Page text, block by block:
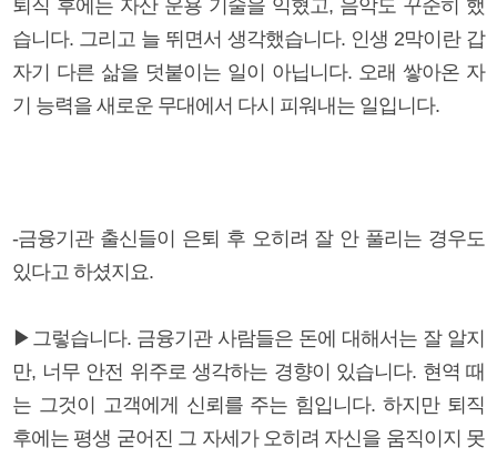
퇴직 후에는 자산 운용 기술을 익혔고, 음악도 꾸준히 했
습니다. 그리고 늘 뛰면서 생각했습니다. 인생 2막이란 갑
자기 다른 삶을 덧붙이는 일이 아닙니다. 오래 쌓아온 자
기 능력을 새로운 무대에서 다시 피워내는 일입니다.
-금융기관 출신들이 은퇴 후 오히려 잘 안 풀리는 경우도
있다고 하셨지요.
▶그렇습니다. 금융기관 사람들은 돈에 대해서는 잘 알지
만, 너무 안전 위주로 생각하는 경향이 있습니다. 현역 때
는 그것이 고객에게 신뢰를 주는 힘입니다. 하지만 퇴직
후에는 평생 굳어진 그 자세가 오히려 자신을 움직이지 못